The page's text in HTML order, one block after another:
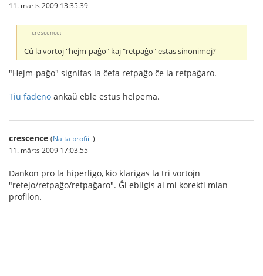
11. märts 2009 13:35.39
crescence:
Cû la vortoj "hejm-paĝo" kaj "retpaĝo" estas sinonimoj?
"Hejm-paĝo" signifas la ĉefa retpaĝo ĉe la retpaĝaro.
Tiu fadeno ankaŭ eble estus helpema.
crescence (Näita profiili)
11. märts 2009 17:03.55
Dankon pro la hiperligo, kio klarigas la tri vortojn
"retejo/retpaĝo/retpaĝaro". Ĝi ebligis al mi korekti mian
profilon.